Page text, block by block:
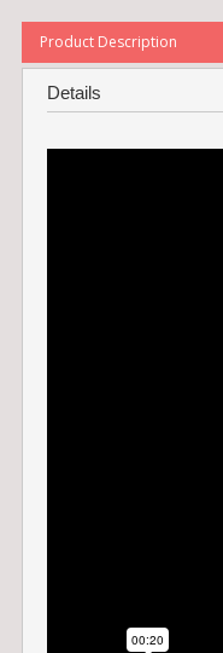
Product Description
Details